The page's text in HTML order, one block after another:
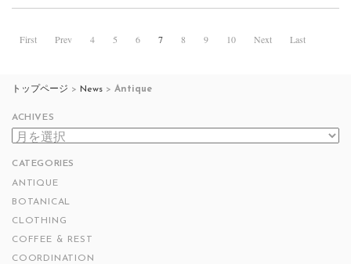
First Prev 4 5 6 7 8 9 10 Next Last
トップページ > News > Antique
ACHIVES
ACHIVES
CATEGORIES
ANTIQUE
BOTANICAL
CLOTHING
COFFEE & REST
COORDINATION